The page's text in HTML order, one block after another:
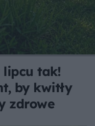
lipcu tak!
by kwitły
zdrowe